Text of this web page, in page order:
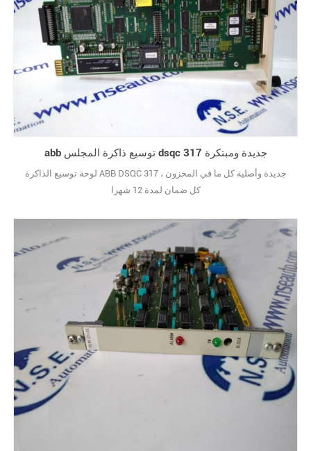
abb توسيع ذاكرة المجلس dsqc 317 جديدة ومبتكرة
لوحة توسيع الذاكرة ABB DSQC 317 جديدة وأصلية كل ما في المخزون ،
كل ضمان لمدة 12 شهرا